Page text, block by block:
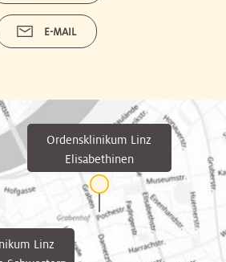
E-MAIL
Linz
Ordensklinikum Linz
Elisabethinen